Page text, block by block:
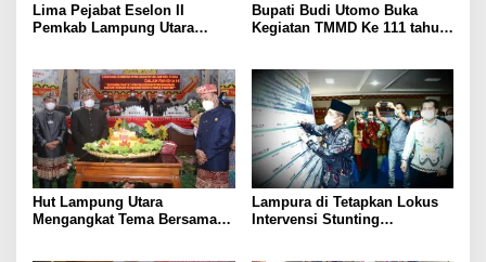
Lima Pejabat Eselon II
Pemkab Lampung Utara
Bupati Budi Utomo Buka
Kegiatan TMMD Ke 111 tahun
Hut Lampung Utara
Mengangkat Tema Bersama
Lampura di Tetapkan Lokus
Intervensi Stunting